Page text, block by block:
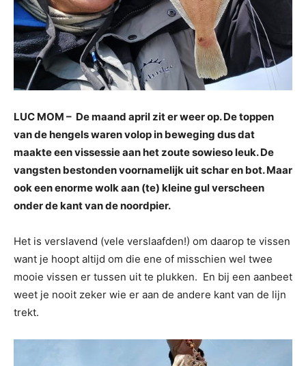
LUC MOM – De maand april zit er weer op. De toppen
van de hengels waren volop in beweging dus dat
maakte een vissessie aan het zoute sowieso leuk. De
vangsten bestonden voornamelijk uit schar en bot. Maar
ook een enorme wolk aan (te) kleine gul verscheen
onder de kant van de noordpier.
Het is verslavend (vele verslaafden!) om daarop te vissen
want je hoopt altijd om die ene of misschien wel twee
mooie vissen er tussen uit te plukken. En bij een aanbeet
weet je nooit zeker wie er aan de andere kant van de lijn
trekt.